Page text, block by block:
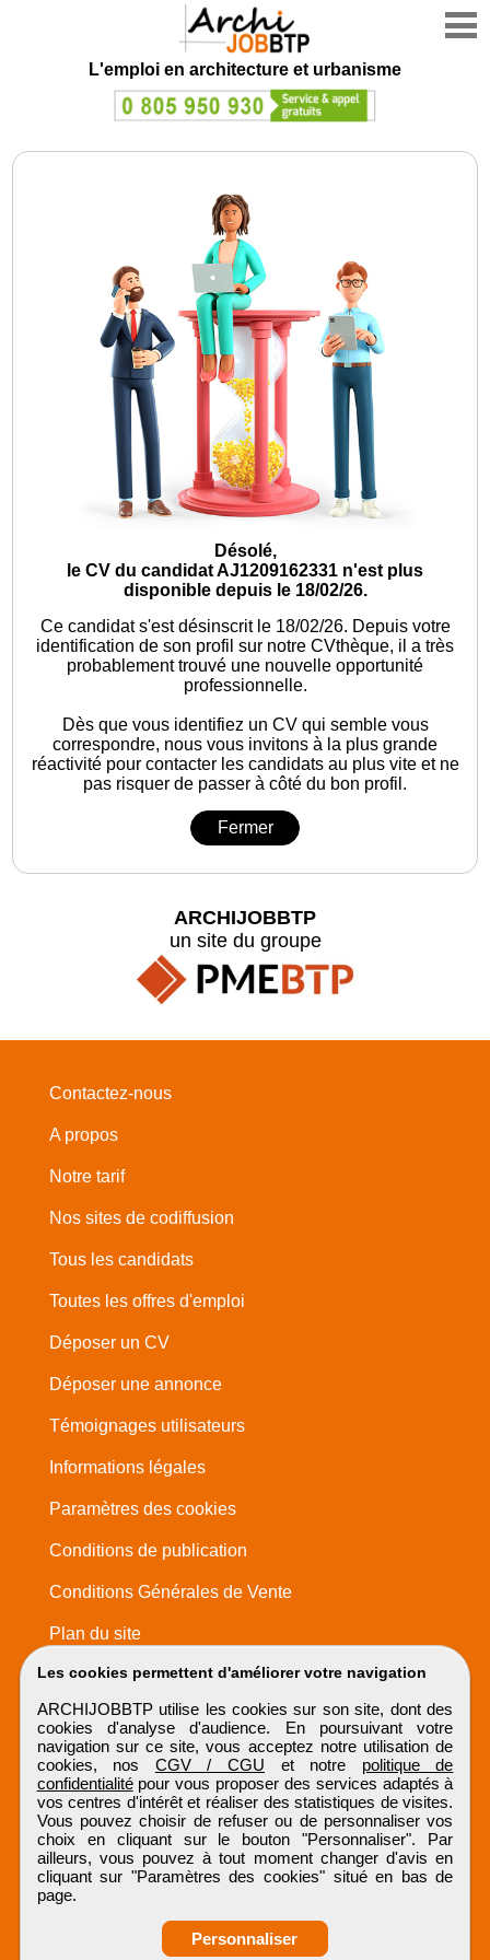
L'emploi en architecture et urbanisme
Désolé,
le CV du candidat AJ1209162331 n'est plus
disponible depuis le 18/02/26.
Ce candidat s'est désinscrit le 18/02/26. Depuis votre
identification de son profil sur notre CVthèque, il a très
probablement trouvé une nouvelle opportunité
professionnelle.
Dès que vous identifiez un CV qui semble vous
correspondre, nous vous invitons à la plus grande
réactivité pour contacter les candidats au plus vite et ne
pas risquer de passer à côté du bon profil.
Fermer
Les cookies permettent d'améliorer votre navigation
ARCHIJOBBTP utilise les cookies sur son site, dont des
cookies d'analyse d'audience. En poursuivant votre
navigation sur ce site, vous acceptez notre utilisation de
cookies, nos CGV / CGU et notre politique de
confidentialitépour vous proposer des services adaptés à
vos centres d'intérêt et réaliser des statistiques de visites.
Vous pouvez choisir de refuser ou de personnaliser vos
choix en cliquant sur le bouton "Personnaliser". Par
ailleurs, vous pouvez à tout moment changer d'avis en
cliquant sur "Paramètres des cookies" situé en bas de
page.
Personnaliser
ARCHIJOBBTP
un site du groupe
Contactez-nous
A propos
Notre tarif
Nos sites de codiffusion
Tous les candidats
Toutes les offres d'emploi
Déposer un CV
Déposer une annonce
Témoignages utilisateurs
Informations légales
Paramètres des cookies
Conditions de publication
Conditions Générales de Vente
Plan du site